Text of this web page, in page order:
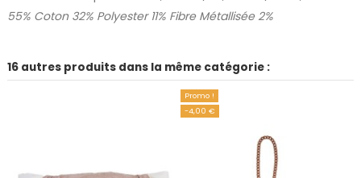
55% Coton 32% Polyester 11% Fibre Métallisée 2%
16 autres produits dans la même catégorie :
Promo !
-4,00 €